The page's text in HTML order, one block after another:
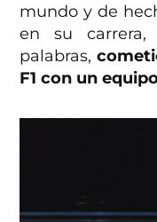
mundo y de
en su carrera,
palabras,
F1 con un